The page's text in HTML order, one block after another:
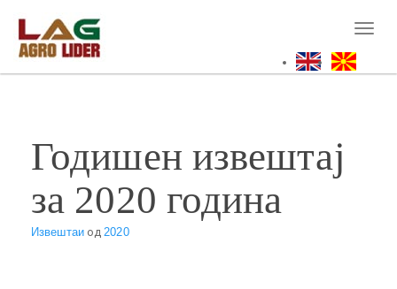
main
content
Годишен извештај
за 2020 година
Извештаиод2020